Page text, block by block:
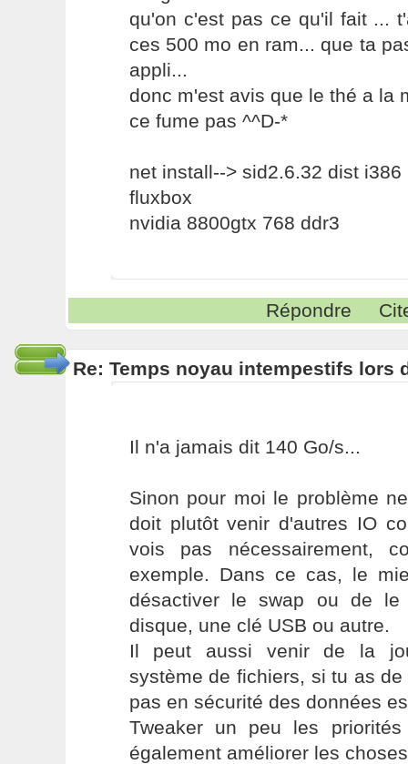
qu'on c'est pas ce qu'il fait ...
ces 500 mo en ram... que ta
appli...
donc m'est avis que le thé a la
ce fume pas ^^D-*
net install--> sid2.6.32 dist i386
fluxbox
nvidia 8800gtx 768 ddr3
Répondre
Re: Temps noyau intempestifs lors
Il n'a jamais dit 140 Go/s...
Sinon pour moi le problème
doit plutôt venir d'autres IO
vois pas nécessairement,
exemple. Dans ce cas, le
désactiver le swap ou de
disque, une clé USB ou autre.
Il peut aussi venir de la
système de fichiers, si tu as
pas en sécurité des données
Tweaker un peu les
également améliorer les